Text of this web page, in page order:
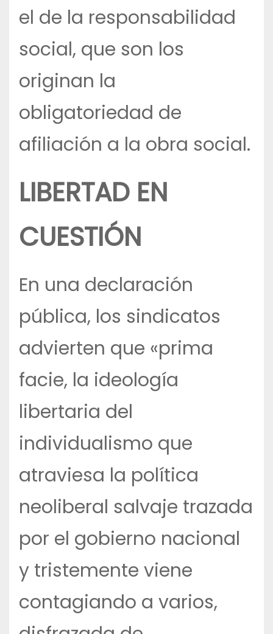
el de la responsabilidad
social, que son los
originan la
obligatoriedad de
afiliación a la obra social.
LIBERTAD EN
CUESTIÓN
En una declaración
pública, los sindicatos
advierten que «prima
facie, la ideología
libertaria del
individualismo que
atraviesa la política
neoliberal salvaje trazada
por el gobierno nacional
y tristemente viene
contagiando a varios,